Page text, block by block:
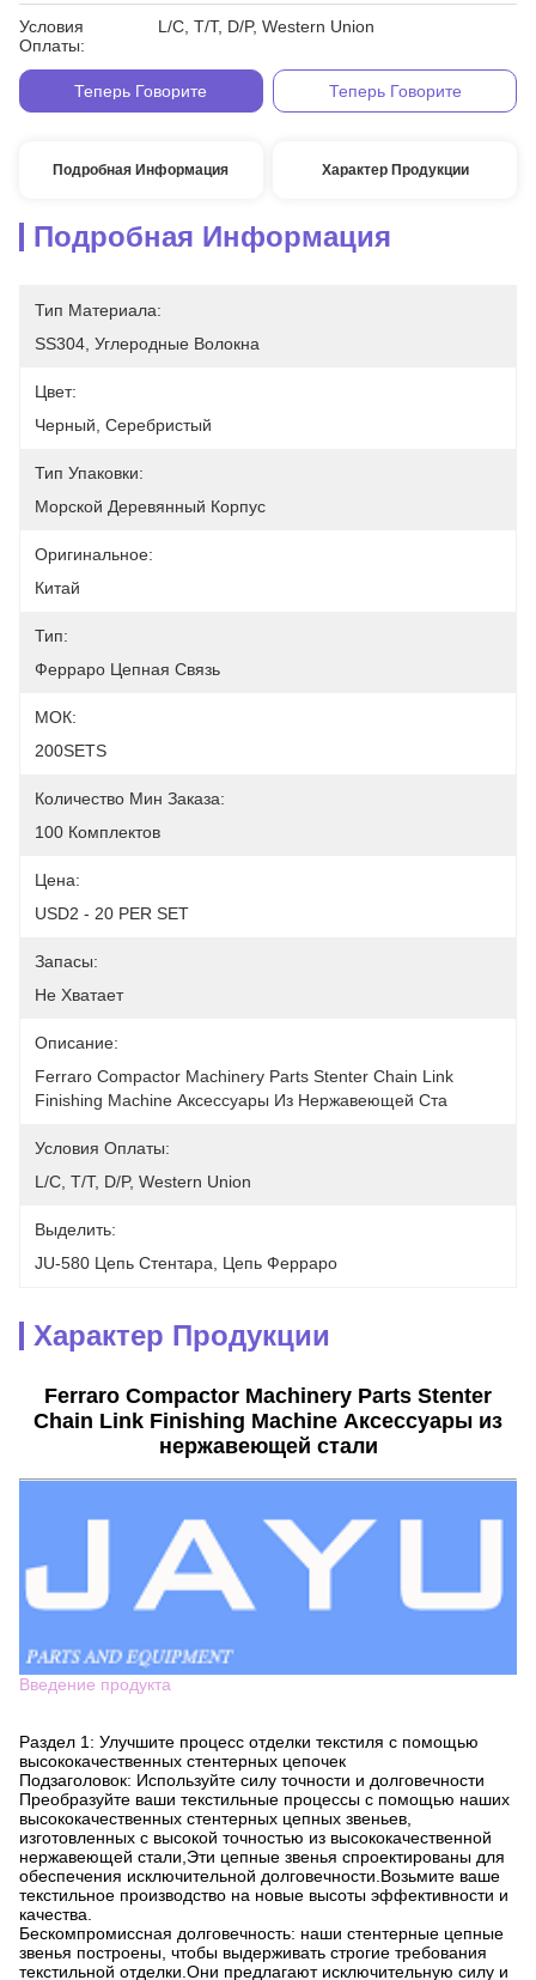
Условия
Оплаты:
L/C, T/T, D/P, Western Union
Теперь Говорите Теперь Говорите
Подробная Информация Характер Продукции
Подробная Информация
Тип Материала:
SS304, Углеродные Волокна
Цвет:
Черный, Серебристый
Тип Упаковки:
Морской Деревянный Корпус
Оригинальное:
Китай
Тип:
Ферраро Цепная Связь
МОК:
200SETS
Количество Мин Заказа:
100 Комплектов
Цена:
USD2 - 20 PER SET
Запасы:
Не Хватает
Описание:
Ferraro Compactor Machinery Parts Stenter Chain Link
Finishing Machine Аксессуары Из Нержавеющей Ста
Условия Оплаты:
L/C, T/T, D/P, Western Union
Выделить:
JU-580 Цепь Стентара
Цепь Ферраро
Характер Продукции
Ferraro Compactor Machinery Parts Stenter
Chain Link Finishing Machine Аксессуары из
нержавеющей стали
Введение продукта
Раздел 1: Улучшите процесс отделки текстиля с помощью
высококачественных стентерных цепочек
Подзаголовок: Используйте силу точности и долговечности
Преобразуйте ваши текстильные процессы с помощью наших
высококачественных стентерных цепных звеньев,
изготовленных с высокой точностью из высококачественной
нержавеющей стали,Эти цепные звенья спроектированы для
обеспечения исключительной долговечности.Возьмите ваше
текстильное производство на новые высоты эффективности и
качества.
Бескомпромиссная долговечность: наши стентерные цепные
звенья построены, чтобы выдерживать строгие требования
текстильной отделки.Они предлагают исключительную силу и